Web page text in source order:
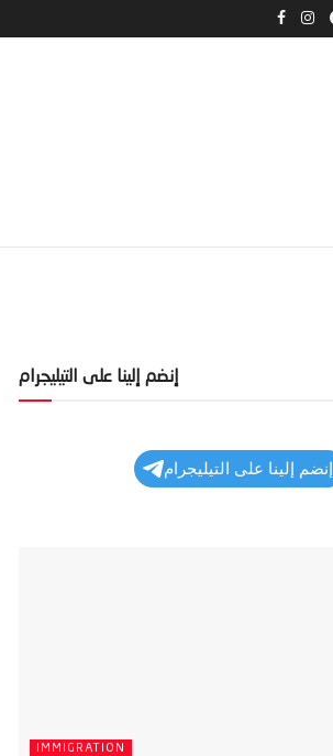
إنضم إلينا على التيليجرام
إنضم إلينا على التيليجرام
IMMIGRATION